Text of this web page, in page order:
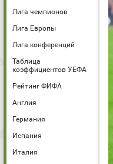
Лига чемпионов
Лига Европы
Лига конференций
Таблица
коэффициентов УЕФА
Рейтинг ФИФА
Англия
Германия
Испания
Италия